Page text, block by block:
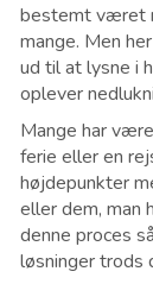
bestemt været
mange. Men
ud til at lysne i
oplever
Mange har
ferie eller en
højdepunkter
eller dem, man
denne proces
løsninger trods